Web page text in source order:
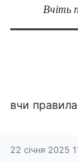
Вчіть
вчи
22 січня 2025